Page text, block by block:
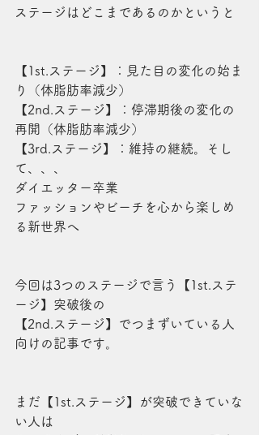
ステージはどこまであるのかというと
【1st.ステージ】：見た目の変化の始ま
り（体脂肪率減少）
【2nd.ステージ】：停滞期後の変化の
再開（体脂肪率減少）
【3rd.ステージ】：維持の継続。そし
て、、、
ダイエッター卒業
ファッションやビーチを心から楽しめ
る新世界へ
今回は3つのステージで言う【1st.ステ
ージ】突破後の
【2nd.ステージ】でつまずいている人
向けの記事です。
まだ【1st.ステージ】が突破できていな
い人は